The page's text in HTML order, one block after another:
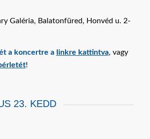
Galéria, Balatonfüred, Honvéd u. 2-
a koncertre a linkre kattintva, vagy
!
23. KEDD